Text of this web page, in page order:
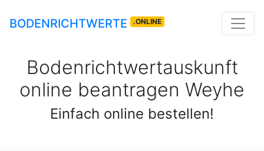
BODENRICHTWERTE .ONLINE
Bodenrichtwertauskunft
online beantragen Weyhe
Einfach online bestellen!